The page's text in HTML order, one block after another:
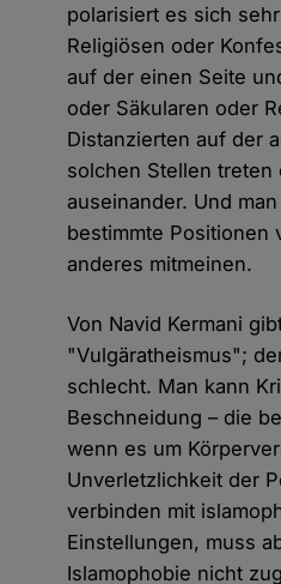
polarisiert es sich
Religiösen oder
auf der einen Seite
oder Säkularen oder
Distanzierten auf der
solchen Stellen treten
auseinander. Und
bestimmte Positionen
anderes mitmeinen.
Von Navid Kermani
"Vulgäratheismus";
schlecht. Man kann
Beschneidung – die
wenn es um
Unverletzlichkeit der
verbinden mit
Einstellungen, muss
Islamophobie nicht